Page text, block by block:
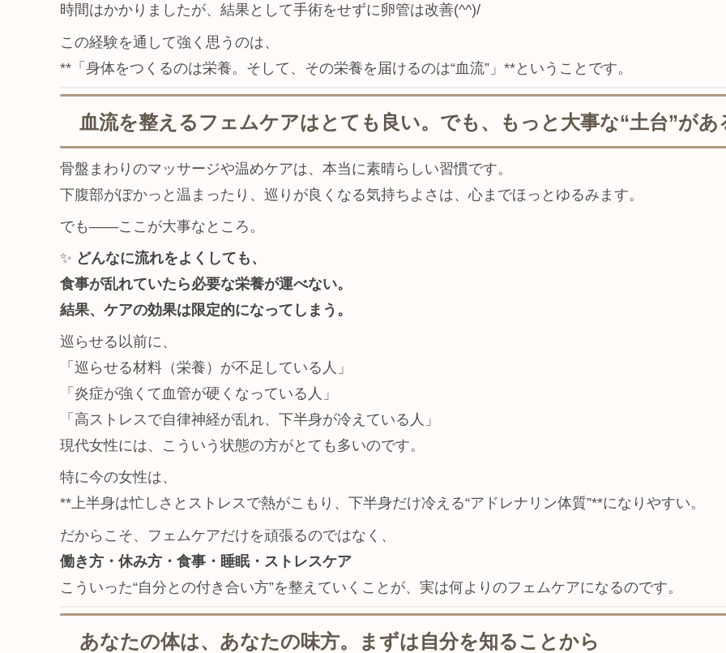
時間はかかりましたが、結果として手術をせずに卵管は改善(^^)/
この経験を通して強く思うのは、
**「身体をつくるのは栄養。そして、その栄養を届けるのは“血流”」**ということです。
血流を整えるフェムケアはとても良い。でも、もっと大事な“土台”があ
骨盤まわりのマッサージや温めケアは、本当に素晴らしい習慣です。
下腹部がぽかっと温まったり、巡りが良くなる気持ちよさは、心までほっとゆるみます。
でも——ここが大事なところ。
✨ どんなに流れをよくしても、
食事が乱れていたら必要な栄養が運べない。
結果、ケアの効果は限定的になってしまう。
巡らせる以前に、
「巡らせる材料（栄養）が不足している人」
「炎症が強くて血管が硬くなっている人」
「高ストレスで自律神経が乱れ、下半身が冷えている人」
現代女性には、こういう状態の方がとても多いのです。
特に今の女性は、
**上半身は忙しさとストレスで熱がこもり、下半身だけ冷える“アドレナリン体質”**になりやすい。
だからこそ、フェムケアだけを頑張るのではなく、
働き方・休み方・食事・睡眠・ストレスケア
こういった“自分との付き合い方”を整えていくことが、実は何よりのフェムケアになるのです。
あなたの体は、あなたの味方。まずは自分を知ることから